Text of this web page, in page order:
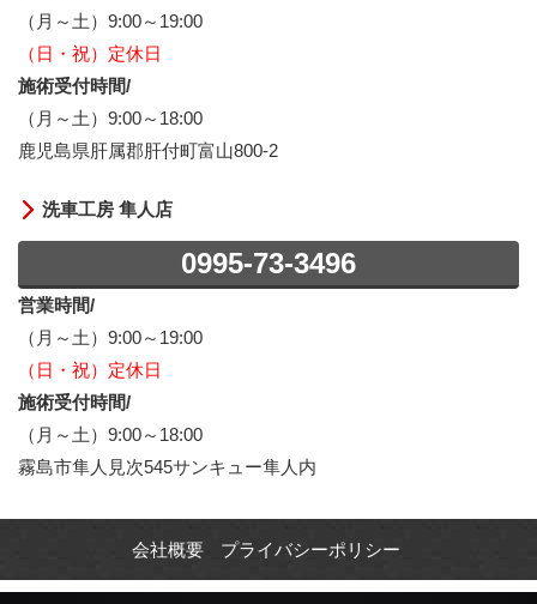
（月～土）9:00～19:00
（日・祝）定休日
施術受付時間/
（月～土）9:00～18:00
鹿児島県肝属郡肝付町富山800-2
洗車工房 隼人店
0995-73-3496
営業時間/
（月～土）9:00～19:00
（日・祝）定休日
施術受付時間/
（月～土）9:00～18:00
霧島市隼人見次545サンキュー隼人内
会社概要 プライバシーポリシー